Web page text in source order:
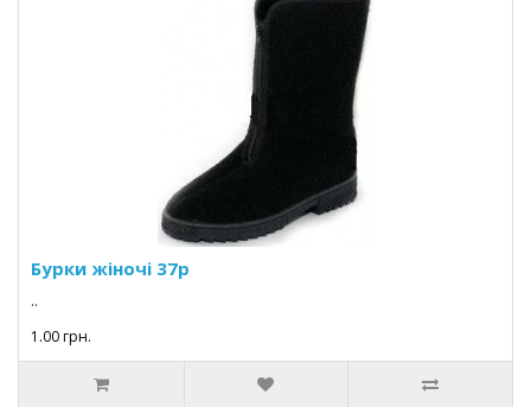
Бурки жіночі 37р
..
1.00 грн.